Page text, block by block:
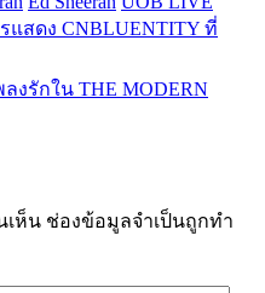
แสดง CNBLUENTITY ที่
งรักใน THE MODERN
เห็น ช่องข้อมูลจำเป็นถูกทำ